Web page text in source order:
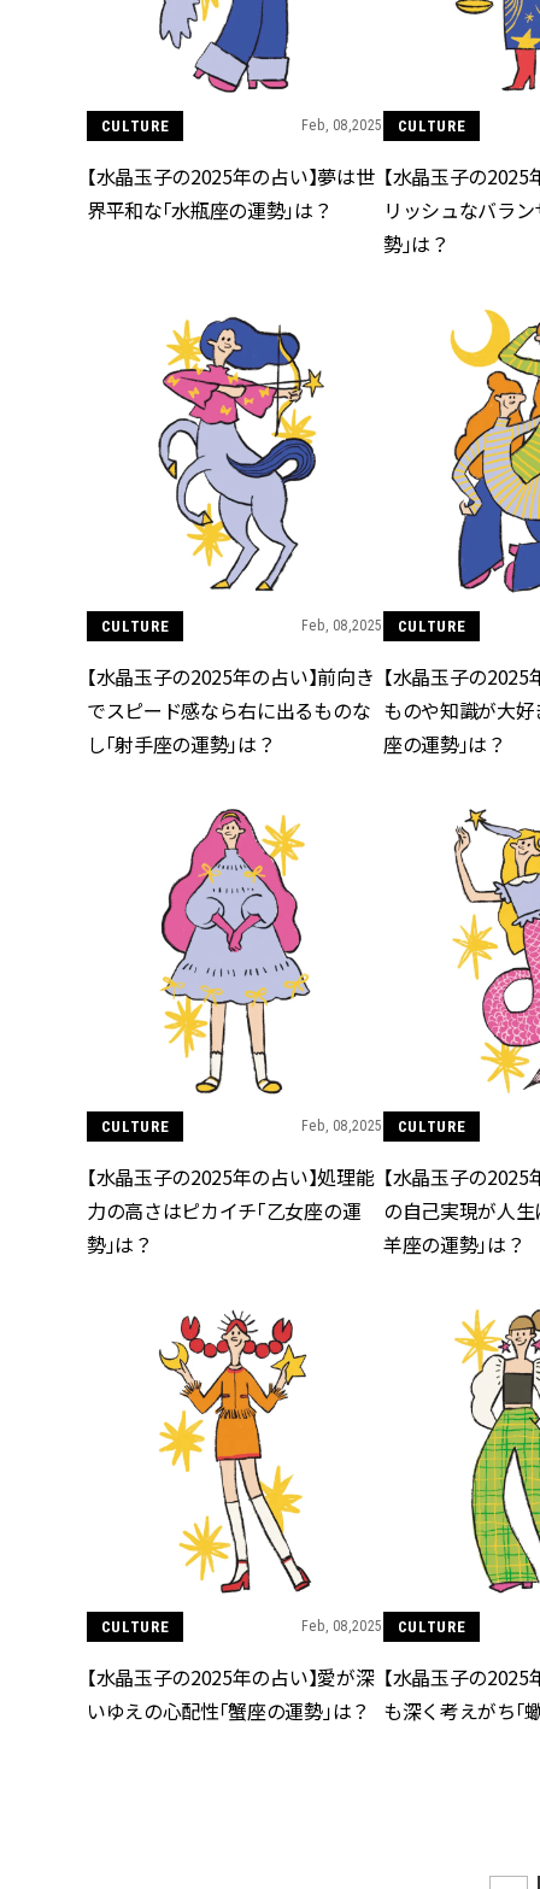
CULTURE Feb, 08,2025
【水晶玉子の2025年の占い】夢は世
界平和な「水瓶座の運勢」は？
CULTURE
【水晶玉子の2025
リッシュなバラン
勢」は？
CULTURE Feb, 08,2025
【水晶玉子の2025年の占い】前向き
でスピード感なら右に出るものな
し「射手座の運勢」は？
CULTURE
【水晶玉子の2025
ものや知識が大好
座の運勢」は？
CULTURE Feb, 08,2025
【水晶玉子の2025年の占い】処理能
力の高さはピカイチ「乙女座の運
勢」は？
CULTURE
【水晶玉子の2025
の自己実現が人生
羊座の運勢」は？
CULTURE Feb, 08,2025
【水晶玉子の2025年の占い】愛が深
いゆえの心配性「蟹座の運勢」は？
CULTURE
【水晶玉子の2025
も深く考えがち「